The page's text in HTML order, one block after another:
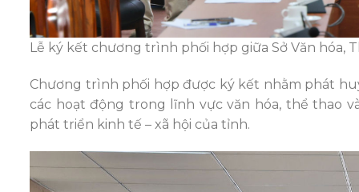
Lễ ký kết chương trình phối hợp giữa Sở Văn hóa,
Chương trình phối hợp được ký kết nhằm phát
các hoạt động trong lĩnh vực văn hóa, thể thao
phát triển kinh tế – xã hội của tỉnh.